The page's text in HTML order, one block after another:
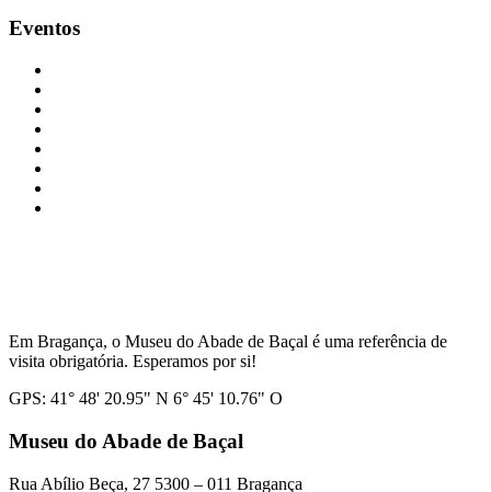
Eventos
Em Bragança, o Museu do Abade de Baçal é uma referência de
visita obrigatória. Esperamos por si!
GPS: 41° 48' 20.95" N 6° 45' 10.76" O
Museu do Abade de Baçal
Rua Abílio Beça, 27 5300 – 011 Bragança